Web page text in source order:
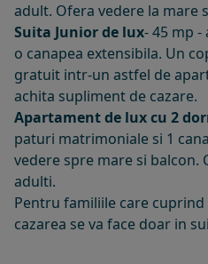
adult. Ofera vedere la mare
Suita Junior de lux- 45 mp
o canapea extensibila. Un
gratuit intr-un astfel de
achita supliment de cazare.
Apartament de lux cu 2
paturi matrimoniale si 1
vedere spre mare si balcon.
adulti.
Pentru familiile care cuprind
cazarea se va face doar in